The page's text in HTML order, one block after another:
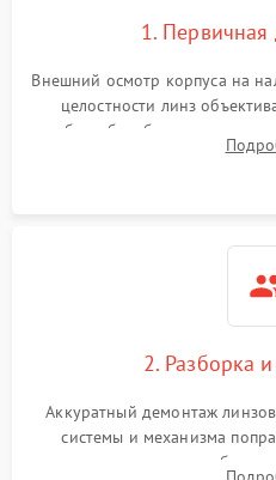
1. Первичная
Внешний осмотр корпуса на
целостности линз
работы барабанчиков ввода
параллакса и зума.
2. Разборка
Аккуратный демонтаж
системы и механизма
внутренних